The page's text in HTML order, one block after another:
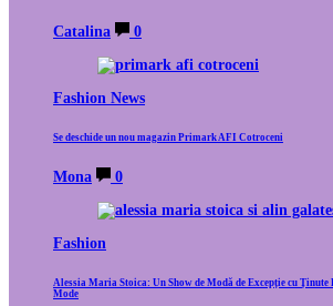
Catalina 0
Fashion News
Se deschide un nou magazin Primark AFI Cotroceni
Mona 0
Fashion
Alessia Maria Stoica: Un Show de Modă de Excepție cu Ținute
Mode